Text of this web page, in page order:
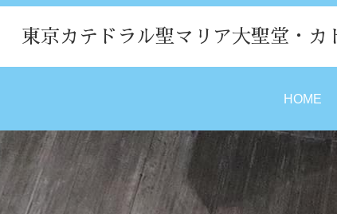
東京カテドラル聖マリア大聖堂・カ
HOME